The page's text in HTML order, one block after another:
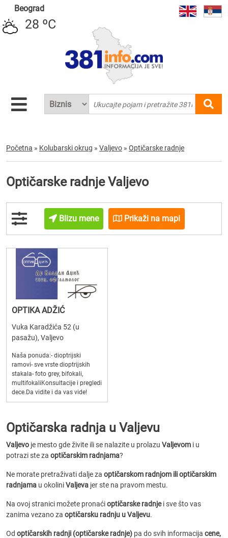
Beograd
28 ºC
Početna » Kolubarski okrug » Valjevo » Optičarske radnje
Optičarske radnje Valjevo
Blizu mene Prikaži na mapi
OPTIKA ADŽIĆ
Vuka Karadžića 52 (u
pasažu), Valjevo
Naša ponuda:- dioptrijski
ramovi- sve vrste dioptrijskih
stakala- foto grey, bifokali,
multifokaliKonsultacije i pregledi
dece.Da vidite i da vas vide!
Optičarska radnja u Valjevu
Valjevo je mesto gde živite ili se nalazite u prolazu Valjevom i u
potrazi ste za optičarskim radnjama?
Ne morate pretraživati dalje za optičarskom radnjom ili optičarskim
radnjama u okoliniValjeva jer ste na pravom mestu.
Na ovoj stranici možete pronaćioptičarske radnjei sve što vas
zanima vezano za optičarsku radnju u Valjevu.
Od optičarskih radnji (optičarske radnje) pa do svih informacija cene,